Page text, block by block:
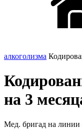
алкоголизма
на 3
Мед. бригад на линии